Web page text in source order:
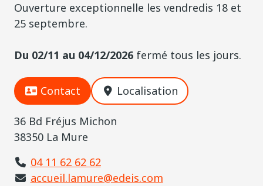
Ouverture exceptionnelle les vendredis 18 et
25 septembre.
Du 02/11 au 04/12/2026 fermé tous les jours.
Contact Localisation
36 Bd Fréjus Michon
38350 La Mure
04 11 62 62 62
accueil.lamure@edeis.com